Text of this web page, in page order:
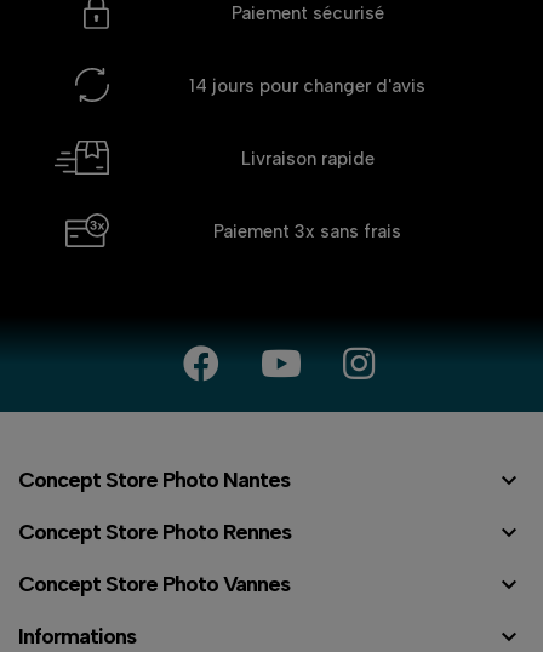
Paiement sécurisé
14 jours pour changer d'avis
Livraison rapide
Paiement 3x sans frais
Concept Store Photo Nantes 
Concept Store Photo Rennes 
Concept Store Photo Vannes 
Informations 